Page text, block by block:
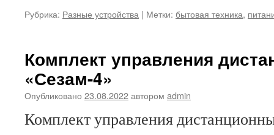
Рубрика: Разные устройства | Метки: бытовая техника,
Комплект управления
«Сезам-4»
Опубликовано 23.08.2022автором admin
Комплект управления